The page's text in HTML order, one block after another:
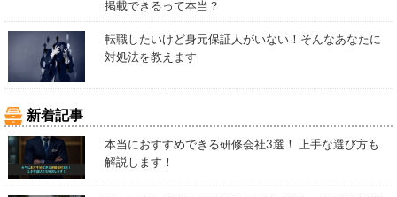
掲載できるって本当？
転職したいけど身元保証人がいない！そんなあなたに
対処法を教えます
新着記事
本当におすすめできる研修会社3選！ 上手な選び方も
解説します！